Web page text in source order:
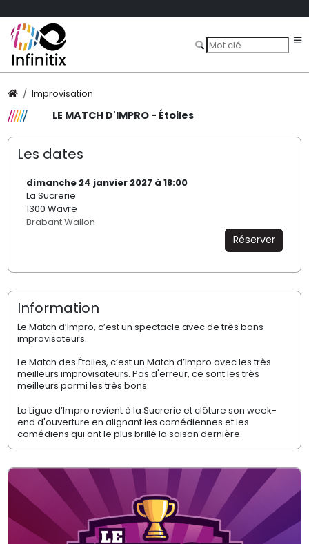
Improvisation
LE MATCH D'IMPRO - Étoiles
Les dates
dimanche 24 janvier 2027 à 18:00
La Sucrerie
1300 Wavre
Brabant Wallon
Réserver
Information
Le Match d’Impro, c’est un spectacle avec de très bons
improvisateurs.
Le Match des Étoiles, c’est un Match d’Impro avec les très
meilleurs improvisateurs. Pas d'erreur, ce sont les très
meilleurs parmi les très bons.
La Ligue d’Impro revient à la Sucrerie et clôture son week-
end d'ouverture en alignant les comédiennes et les
comédiens qui ont le plus brillé la saison dernière.